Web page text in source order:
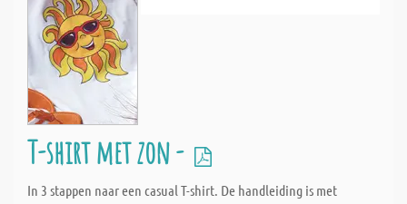
T-shirt met zon -
In 3 stappen naar een casual T-shirt. De handleiding is met